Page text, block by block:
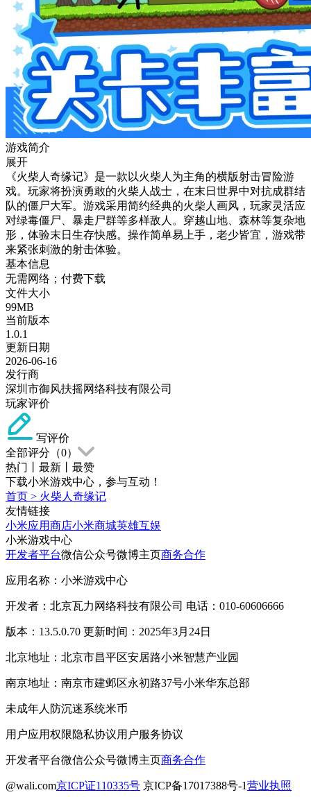
游戏简介
展开
《火柴人奇缘记》是一款以火柴人为主角的横版射击冒险游
戏。玩家将扮演勇敢的火柴人战士，在末日世界中对抗成群结
队的僵尸大军。游戏采用简约经典的火柴人画风，玩家灵活应
对绿毒僵尸、暴走尸群等多样敌人。穿越山地、森林等复杂地
形，体验末日生存快感。操作简单易上手，老少皆宜，游戏带
来紧张刺激的射击体验。
基本信息
无需网络；付费下载
文件大小
99MB
当前版本
1.0.1
更新日期
2026-06-16
发行商
深圳市御风扶摇网络科技有限公司
玩家评价
写评价
全部评分（0）
热门
最新
最赞
下载小米游戏中心，参与互动！
首页 > 火柴人奇缘记
友情链接
小米应用商店小米商城英雄互娱
小米游戏中心
开发者平台微信公众号微博主页商务合作
应用名称：小米游戏中心
开发者：北京瓦力网络科技有限公司 电话：010-60606666
版本：13.5.0.70 更新时间：2025年3月24日
北京地址：北京市昌平区安居路小米智慧产业园
南京地址：南京市建邺区永初路37号小米华东总部
未成年人防沉迷系统米币
用户应用权限隐私协议用户服务协议
开发者平台微信公众号微博主页商务合作
@wali.com京ICP证110335号 京ICP备17017388号-1营业执照